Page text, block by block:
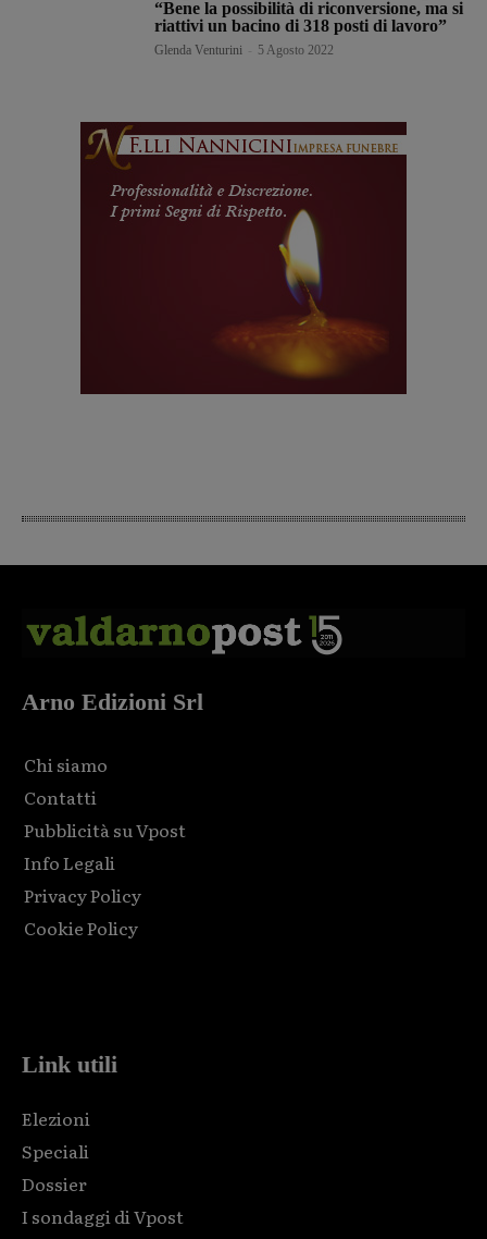
“Bene la possibilità di riconversione, ma si
riattivi un bacino di 318 posti di lavoro”
Glenda Venturini 5 Agosto 2022
Arno Edizioni Srl
Chi siamo
Contatti
Pubblicità su Vpost
Info Legali
Privacy Policy
Cookie Policy
Link utili
Elezioni
Speciali
Dossier
I sondaggi di Vpost